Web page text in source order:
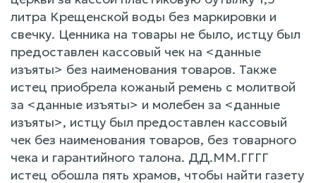
литра Крещенской воды без маркировки и
свечку. Ценника на товары не было, истцу был
предоставлен кассовый чек на <данные
изъяты> без наименования товаров. Также
истец приобрела кожаный ремень с молитвой
за <данные изъяты> и молебен за <данные
изъяты>, истцу был предоставлен кассовый
чек без наименования товаров, без товарного
чека и гарантийного талона. ДД.ММ.ГГГГ
истец обошла пять храмов, чтобы найти газету